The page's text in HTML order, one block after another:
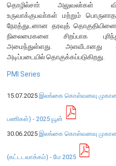
நிறுவனக் கட்டமைப்பு
முதன்மை அலுவலர்கள்
திணைக்களங்கள்
ஆளுகைக் கோவைகளும்
பிரதேச அலுவலகங்கள்
நூலகம் மற்றும் தகவல் நிலையம்
வங்கித்தொழில் கற்கைகளுக்கான
பொருளாதார வரலாற்று
தொழில்சாா் அலுவலா்கள்
உருவாக்குபவா்கள் மற்றும்
நேரத்துடனான தரவுத்
நிலைமைகளை சிறப்பாக
அமைந்துள்ளது. அளவீடானது
அடிப்படையில் தொகுக்கப்படுகிறது.
PMI Series
15.07.2025 இலங்கை கொள்வனவு
பணிகள்) - 2025 யூன்
30.06.2025 இலங்கை கொள்வனவு
(கட்டடவாக்கம்) - மே 2025